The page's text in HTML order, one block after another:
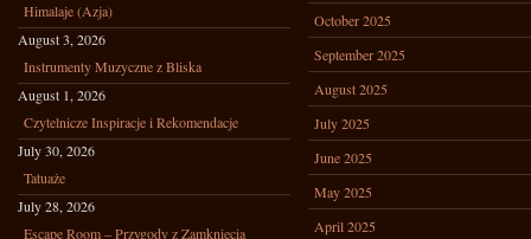
Himalaje (Azja)
August 3, 2026
Instrumenty Muzyczne z Bliska
August 1, 2026
Czytelnicze Inspiracje i Rekomendacje
July 30, 2026
Tatuaże
July 28, 2026
Escape Room – Przygody z Zamknięcia
October 2025
September 2025
August 2025
July 2025
June 2025
May 2025
April 2025